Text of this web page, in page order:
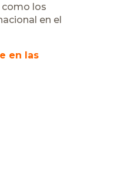
los
en el
en las